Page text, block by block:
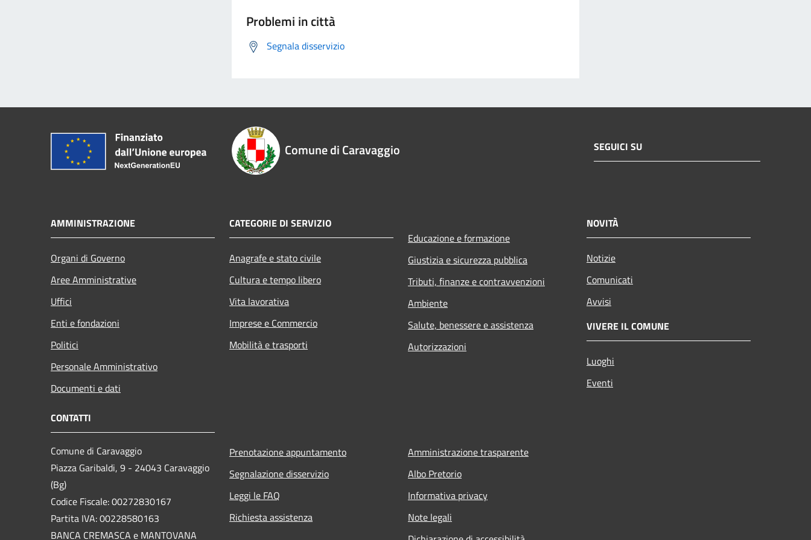
Problemi in città
Segnala disservizio
Comune di Caravaggio SEGUICI SU
AMMINISTRAZIONE
Organi di Governo
Aree Amministrative
Uffici
Enti e fondazioni
Politici
Personale Amministrativo
Documenti e dati
CATEGORIE DI SERVIZIO
Anagrafe e stato civile
Cultura e tempo libero
Vita lavorativa
Imprese e Commercio
Mobilità e trasporti
Educazione e formazione
Giustizia e sicurezza pubblica
Tributi, finanze e contravvenzioni
Ambiente
Salute, benessere e assistenza
Autorizzazioni
NOVITÀ
Notizie
Comunicati
Avvisi
VIVERE IL COMUNE
Luoghi
Eventi
CONTATTI
Comune di Caravaggio
Piazza Garibaldi, 9 - 24043 Caravaggio
(Bg)
Codice Fiscale: 00272830167
Partita IVA: 00228580163
BANCA CREMASCA e MANTOVANA
Prenotazione appuntamento
Segnalazione disservizio
Leggi le FAQ
Richiesta assistenza
Amministrazione trasparente
Albo Pretorio
Informativa privacy
Note legali